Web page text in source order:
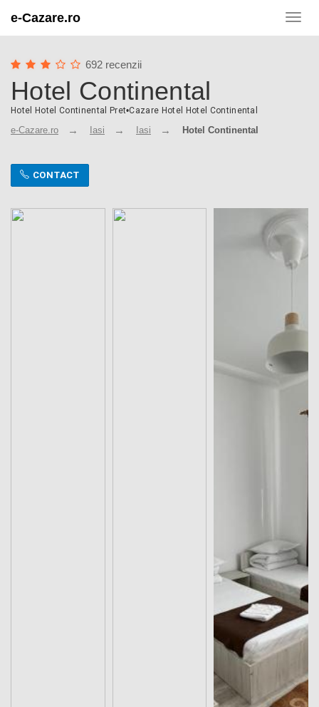
e-Cazare.ro
692 recenzii
Hotel Continental
Hotel Hotel Continental Pret•Cazare Hotel Hotel Continental
e-Cazare.ro Iasi Iasi Hotel Continental
CONTACT